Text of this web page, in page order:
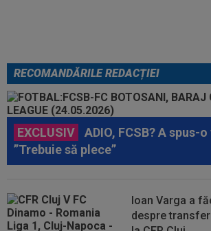
RECOMANDĂRILE REDACȚIEI
EXCLUSIV
ADIO, FCSB? A spus-
”Trebuie să plece”
Ioan Varga a
despre